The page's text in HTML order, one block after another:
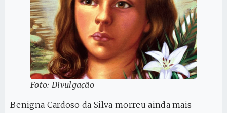
Foto: Divulgação
Benigna Cardoso da Silva morreu ainda mais